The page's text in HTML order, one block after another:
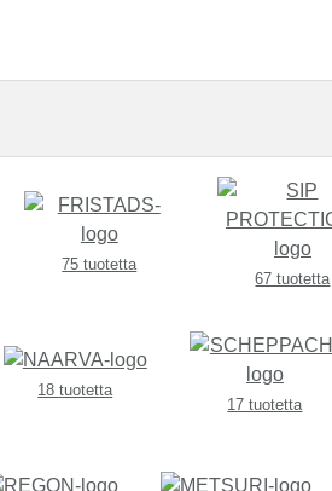
75 tuotetta
67 tuotetta
18 tuotetta
17 tuotetta